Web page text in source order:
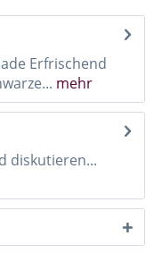
Erfrischend
mehr
diskutieren...